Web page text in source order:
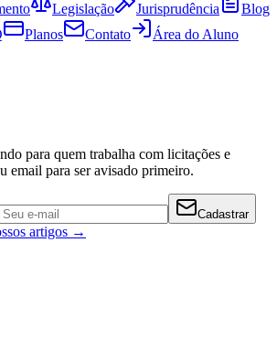
Legislação Jurisprudência
Blog
Planos Contato Área do Aluno
para quem trabalha com licitações e
email para ser avisado primeiro.
Cadastrar
artigos →